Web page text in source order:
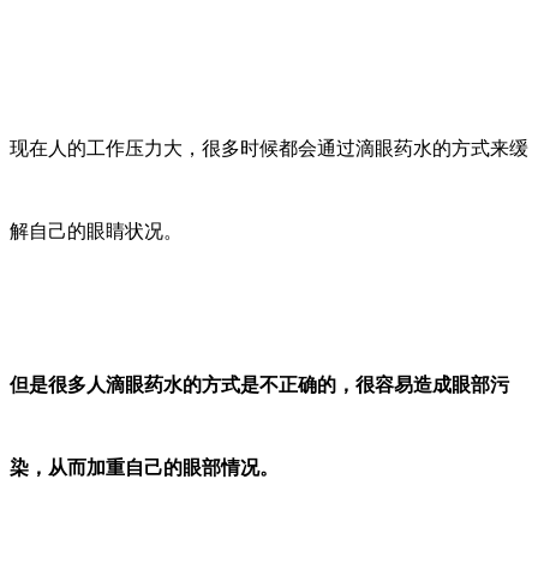
现在人的工作压力大，很多时候都会通过滴眼药水的方式来缓
解自己的眼睛状况。
但是很多人滴眼药水的方式是不正确的，很容易造成眼部污
染，从而加重自己的眼部情况。